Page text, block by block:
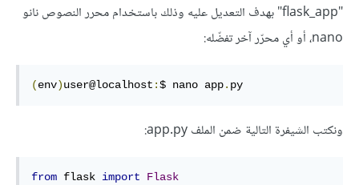
"flask_app" بهدف التعديل عليه وذلك باستخدام محرر النصوص نانو
nano، أو أي محرّر آخر تفضّله:
(env)user@localhost :$ nano app. py
ونكتب الشيفرة التالية ضمن الملف app.py:
from flask import Flask